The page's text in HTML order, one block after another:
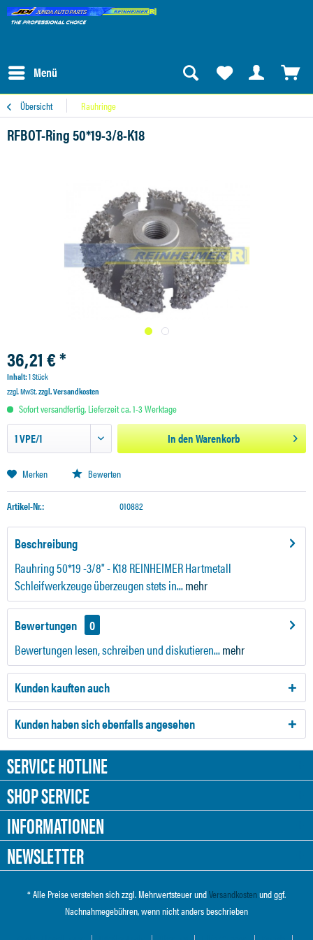
Menü
Übersicht Rauhringe
RFBOT-Ring 50*19-3/8-K18
36,21 € *
Inhalt:1 Stück
zzgl. MwSt.zzgl. Versandkosten
Sofort versandfertig, Lieferzeit ca. 1-3 Werktage
In denWarenkorb
Merken Bewerten
Artikel-Nr.: 010882
Beschreibung
Rauhring 50*19 -3/8" - K18 REINHEIMER Hartmetall
Schleifwerkzeuge überzeugen stets in...mehr
Bewertungen
0
Bewertungen lesen, schreiben und diskutieren...mehr
Kunden kauften auch
Kunden haben sich ebenfalls angesehen
SERVICE HOTLINE
SHOP SERVICE
INFORMATIONEN
NEWSLETTER
* Alle Preise verstehen sich zzgl. Mehrwertsteuer undVersandkostenund ggf.
Nachnahmegebühren, wenn nicht anders beschrieben